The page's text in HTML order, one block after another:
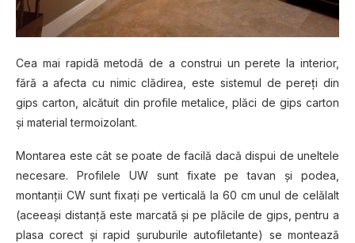
Cea mai rapidă metodă de a construi un perete la interior,
fără a afecta cu nimic clădirea, este sistemul de pereţi din
gips carton, alcătuit din profile metalice, plăci de gips carton
şi material termoizolant.
Montarea este cât se poate de facilă dacă dispui de uneltele
necesare. Profilele UW sunt fixate pe tavan şi podea,
montanţii CW sunt fixaţi pe verticală la 60 cm unul de celălalt
(aceeaşi distanţă este marcată şi pe plăcile de gips, pentru a
plasa corect şi rapid şuruburile autofiletante) se montează